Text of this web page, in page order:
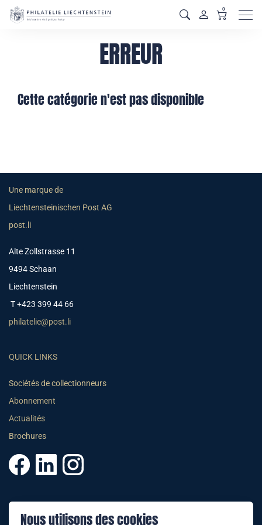
Nous utilisons des cookies
0
ERREUR
Cette catégorie n'est pas disponible
Une marque de
Liechtensteinischen Post AG
post.li
Alte Zollstrasse 11
9494 Schaan
Liechtenstein
T +423 399 44 66
philatelie@post.li
QUICK LINKS
Sociétés de collectionneurs
Abonnement
Actualités
Brochures
© 2025 PHILATELIE LIECHTENSTEIN